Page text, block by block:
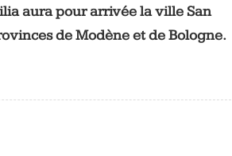
aura pour arrivée la ville San
de Modène et de Bologne.